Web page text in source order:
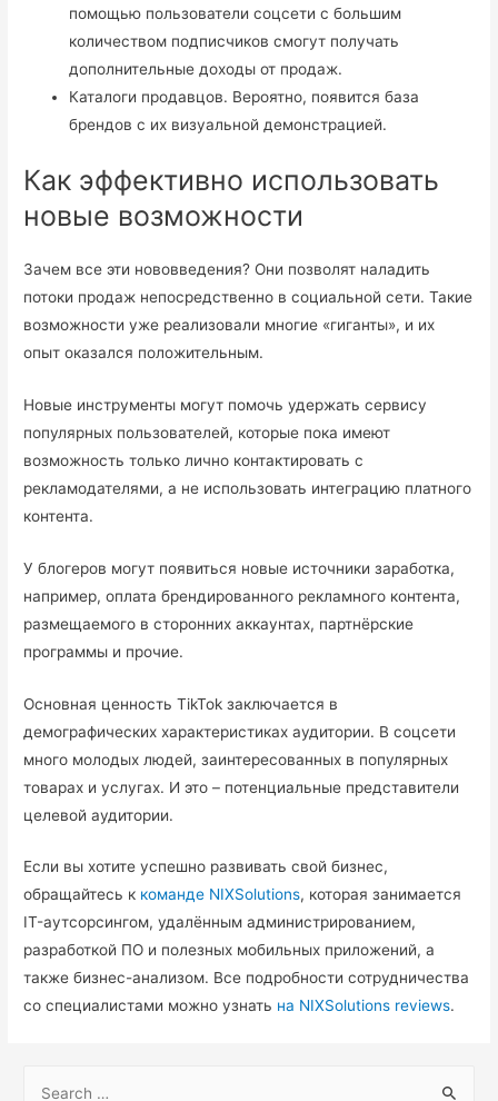
помощью пользователи соцсети с большим
количеством подписчиков смогут получать
дополнительные доходы от продаж.
Каталоги продавцов. Вероятно, появится база
брендов с их визуальной демонстрацией.
Как эффективно использовать
новые возможности
Зачем все эти нововведения? Они позволят наладить
потоки продаж непосредственно в социальной сети. Такие
возможности уже реализовали многие «гиганты», и их
опыт оказался положительным.
Новые инструменты могут помочь удержать сервису
популярных пользователей, которые пока имеют
возможность только лично контактировать с
рекламодателями, а не использовать интеграцию платного
контента.
У блогеров могут появиться новые источники заработка,
например, оплата брендированного рекламного контента,
размещаемого в сторонних аккаунтах, партнёрские
программы и прочие.
Основная ценность TikTok заключается в
демографических характеристиках аудитории. В соцсети
много молодых людей, заинтересованных в популярных
товарах и услугах. И это – потенциальные представители
целевой аудитории.
Если вы хотите успешно развивать свой бизнес,
обращайтесь к команде NIXSolutions, которая занимается
IT-аутсорсингом, удалённым администрированием,
разработкой ПО и полезных мобильных приложений, а
также бизнес-анализом. Все подробности сотрудничества
со специалистами можно узнать на NIXSolutions reviews.